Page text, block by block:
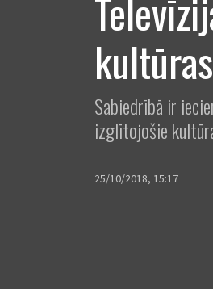
Sabiedrībā ir
izglītojošie
25/10/2018, 15:17